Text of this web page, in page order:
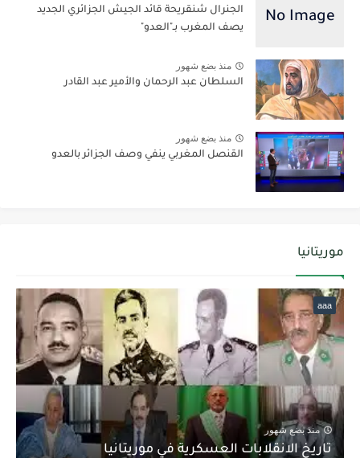
الجنرال شنقريحة قائد الجيش الجزائري الجديد
يصف المغرب بـ"العدو"
منذ بضع شهور
السلطان عبد الرحمان والأمير عبد القادر
منذ بضع شهور
القنصل المغربي ينفي وصف الجزائر بالعدو
موريتانيا
aaa
منذ بضع شهور
تاريخ الانقلابات العسكرية في موريتانيا